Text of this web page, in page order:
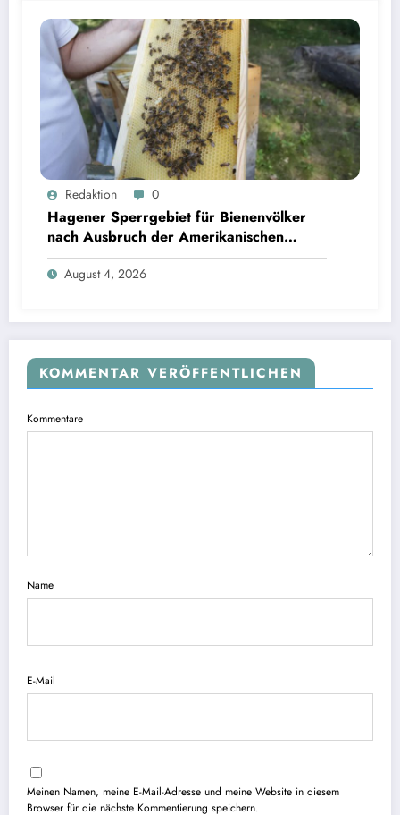
Redaktion 0
Hagener Sperrgebiet für Bienenvölker
nach Ausbruch der Amerikanischen
Faulbrut aufgehoben
August 4, 2026
KOMMENTAR VERÖFFENTLICHEN
Kommentare
Name
E-Mail
Meinen Namen, meine E-Mail-Adresse und meine Website in diesem
Browser für die nächste Kommentierung speichern.